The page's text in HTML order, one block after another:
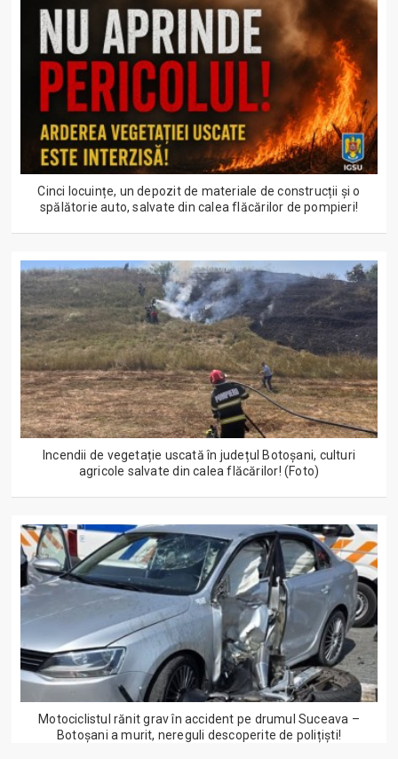
Cinci locuințe, un depozit de materiale de construcții și o
spălătorie auto, salvate din calea flăcărilor de pompieri!
Incendii de vegetație uscată în județul Botoșani, culturi
agricole salvate din calea flăcărilor! (Foto)
Motociclistul rănit grav în accident pe drumul Suceava –
Botoșani a murit, nereguli descoperite de polițiști!